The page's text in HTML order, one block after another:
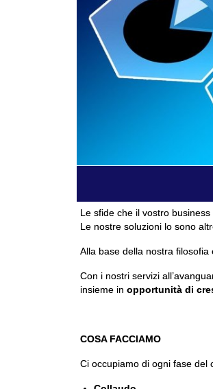
Le sfide che il vostro
Le nostre soluzioni lo sono
Alla base della nostra filosofia
Con i nostri servizi
insieme in opportunità di
COSA FACCIAMO
Ci occupiamo di ogni fase del